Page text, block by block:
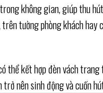
không gian, giúp thu
tường phòng khách hay
kết hợp đèn vách
nên sinh động và cuốn